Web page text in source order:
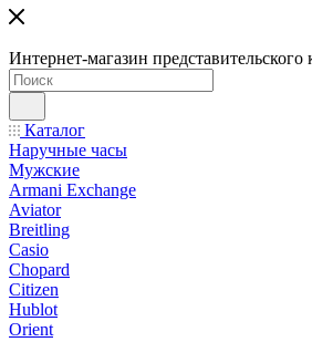
Интернет-магазин представительского
Каталог
Наручные часы
Мужские
Armani Exchange
Aviator
Breitling
Casio
Chopard
Citizen
Hublot
Orient